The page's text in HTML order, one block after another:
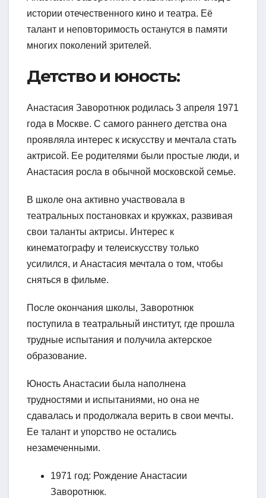
истории отечественного кино и театра. Её
талант и неповторимость останутся в памяти
многих поколений зрителей.
Детство и юность:
Анастасия Заворотнюк родилась 3 апреля 1971
года в Москве. С самого раннего детства она
проявляла интерес к искусству и мечтала стать
актрисой. Ее родителями были простые люди, и
Анастасия росла в обычной московской семье.
В школе она активно участвовала в
театральных постановках и кружках, развивая
свои таланты актрисы. Интерес к
кинематографу и телеискусству только
усилился, и Анастасия мечтала о том, чтобы
сняться в фильме.
После окончания школы, Заворотнюк
поступила в театральный институт, где прошла
трудные испытания и получила актерское
образование.
Юность Анастасии была наполнена
трудностями и испытаниями, но она не
сдавалась и продолжала верить в свои мечты.
Ее талант и упорство не остались
незамеченными.
1971 год: Рождение Анастасии
Заворотнюк.